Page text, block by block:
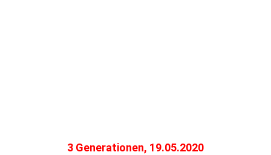
3 Generationen, 19.05.2020